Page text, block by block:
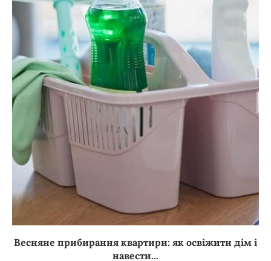
Весняне прибирання квартири: як освіжити дім і
навести...